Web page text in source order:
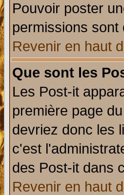
Pouvoir poster
permissions sont
Revenir en haut
Que sont les
Les Post-it
première page
devriez donc les
c'est
des Post-it dans
Revenir en haut